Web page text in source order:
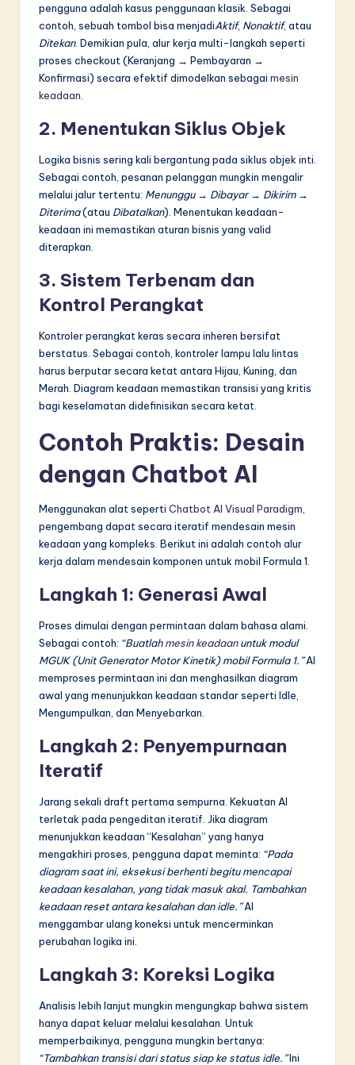
pengguna adalah kasus penggunaan klasik. Sebagai
contoh, sebuah tombol bisa menjadiAktif, Nonaktif, atau
Ditekan. Demikian pula, alur kerja multi-langkah seperti
proses checkout (Keranjang → Pembayaran →
Konfirmasi) secara efektif dimodelkan sebagai mesin
keadaan
2. Menentukan Siklus Objek
Logika bisnis sering kali bergantung pada siklus objek inti.
Sebagai contoh, pesanan pelanggan mungkin mengalir
melalui jalur tertentu: Menunggu → Dibayar → Dikirim →
Diterima(atau Dibatalkan). Menentukan keadaan-
keadaan ini memastikan aturan bisnis yang valid
diterapkan.
3. Sistem Terbenam dan
Kontrol Perangkat
Kontroler perangkat keras secara inheren bersifat
berstatus. Sebagai contoh, kontroler lampu lalu lintas
harus berputar secara ketat antara Hijau, Kuning, dan
Merah. Diagram keadaan memastikan transisi yang kritis
bagi keselamatan didefinisikan secara ketat.
Contoh Praktis: Desain
dengan Chatbot AI
Menggunakan alat seperti Chatbot AI Visual Paradigm
pengembang dapat secara iteratif mendesain mesin
keadaan yang kompleks. Berikut ini adalah contoh alur
kerja dalam mendesain komponen untuk mobil Formula 1.
Langkah 1: Generasi Awal
Proses dimulai dengan permintaan dalam bahasa alami.
Sebagai contoh: “Buatlahmesin keadaanuntuk modul
MGUK (Unit Generator Motor Kinetik) mobil Formula 1.”AI
memproses permintaan ini dan menghasilkan diagram
awal yang menunjukkan keadaan standar seperti Idle,
Mengumpulkan, dan Menyebarkan.
Langkah 2: Penyempurnaan
Iteratif
Jarang sekali draft pertama sempurna. Kekuatan AI
terletak pada pengeditan iteratif. Jika diagram
menunjukkan keadaan “Kesalahan” yang hanya
mengakhiri proses, pengguna dapat meminta: “Pada
diagram saat ini, eksekusi berhenti begitu mencapai
keadaan kesalahan, yang tidak masuk akal. Tambahkan
keadaan reset antara kesalahan dan idle.”AI
menggambar ulang koneksi untuk mencerminkan
perubahan logika ini.
Langkah 3: Koreksi Logika
Analisis lebih lanjut mungkin mengungkap bahwa sistem
hanya dapat keluar melalui kesalahan. Untuk
memperbaikinya, pengguna mungkin bertanya:
“Tambahkan transisi dari status siap ke status idle.”Ini